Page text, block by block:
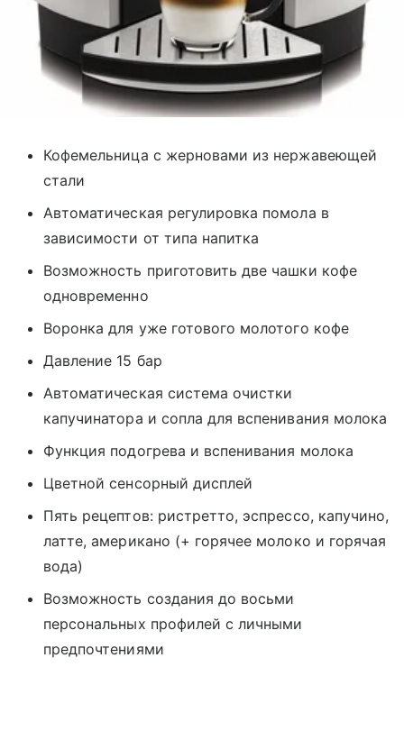
Кофемельница с жерновами из нержавеющей
стали
Автоматическая регулировка помола в
зависимости от типа напитка
Возможность приготовить две чашки кофе
одновременно
Воронка для уже готового молотого кофе
Давление 15 бар
Автоматическая система очистки
капучинатора и сопла для вспенивания молока
Функция подогрева и вспенивания молока
Цветной сенсорный дисплей
Пять рецептов: ристретто, эспрессо, капучино,
латте, американо (+ горячее молоко и горячая
вода)
Возможность создания до восьми
персональных профилей с личными
предпочтениями